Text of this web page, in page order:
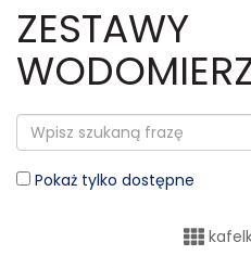
ZESTAWY
Pokaż tylko dostępne